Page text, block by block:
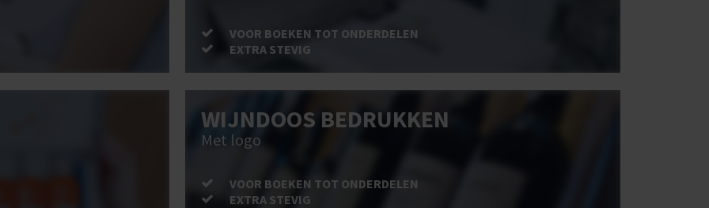
VOOR BOEKEN TOT ONDERDELEN
EXTRA STEVIG
WIJNDOOS BEDRUKKEN
Met logo
VOOR BOEKEN TOT ONDERDELEN
EXTRA STEVIG